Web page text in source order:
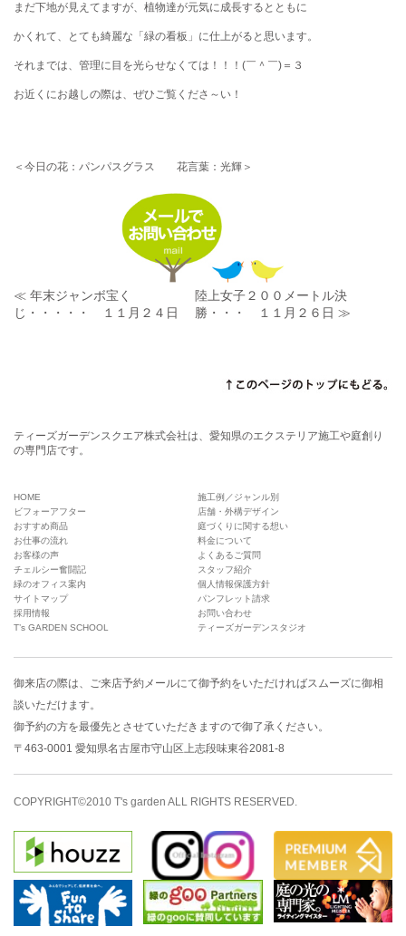
まだ下地が見えてますが、植物達が元気に成長するとともに
かくれて、とても綺麗な「緑の看板」に仕上がると思います。
それまでは、管理に目を光らせなくては！！！(￣＾￣)＝３
お近くにお越しの際は、ぜひご覧くださ～い！
＜今日の花：パンパスグラス 花言葉：光輝＞
≪ 年末ジャンボ宝く
じ・・・・・ １１月２４日
陸上女子２００メートル決
勝・・・ １１月２６日 ≫
ティーズガーデンスクエア株式会社は、愛知県のエクステリア施工や庭創り
の専門店です。
HOME
施工例／ジャンル別
ビフォーアフター
店舗・外構デザイン
おすすめ商品
庭づくりに関する想い
お仕事の流れ
料金について
お客様の声
よくあるご質問
チェルシー奮闘記
スタッフ紹介
緑のオフィス案内
個人情報保護方針
サイトマップ
パンフレット請求
採用情報
お問い合わせ
T’s GARDEN SCHOOL
ティーズガーデンスタジオ
御来店の際は、 ご来店予約メールにて御予約をいただければスムーズに御相
談いただけます。
御予約の方を最優先とさせていただきますので御了承ください。
〒463-0001 愛知県名古屋市守山区上志段味東谷2081-8
COPYRIGHT©2010 T's garden ALL RIGHTS RESERVED.